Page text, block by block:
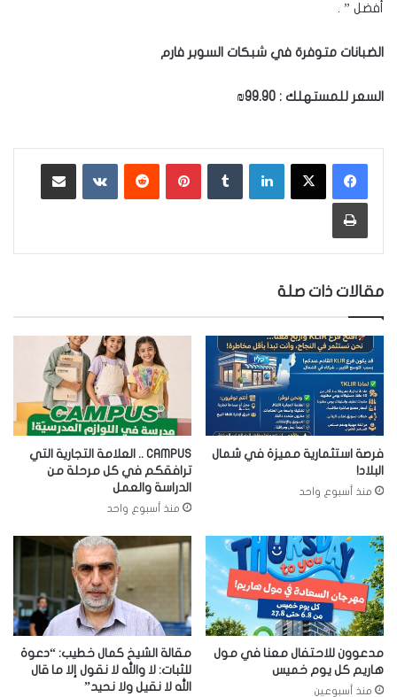
أفضل ” .
الضبانات متوفرة في شبكات السوبر فارم
السعر للمستهلك :
99.90₪
لينكدإن بينتيريست ‏VKontakte
طباعة
مقالات ذات صلة
فرصة استثمارية مميزة في شمال
البلاد!
منذ أسبوع واحد
CAMPUS .. العلامة التجارية التي
ترافقكم في كل مرحلة من
الدراسة والعمل
منذ أسبوع واحد
مدعوون للاحتفال معنا في مول
هاريم كل يوم خميس
منذ أسبوعين
مقالة الشيخ كمال خطيب: “دعوة
للثبات: لا والله لا نقول إلا ما قال
الله لا نقيل ولا نحيد”